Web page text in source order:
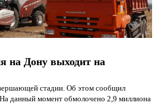
на Дону выходит на
стадии. Об этом сообщил
данный момент обмолочено 2,9 миллиона